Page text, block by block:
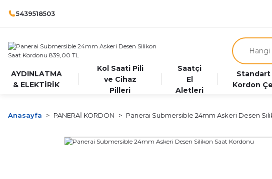
5439518503
AYDINLATMA
& ELEKTİRİK
Kol Saati Pili
ve Cihaz
Pilleri
Saatçi
El
Aletleri
Standart
Kordon
Anasayfa PANERAİ KORDON Panerai Submersible 24mm Askeri Desen